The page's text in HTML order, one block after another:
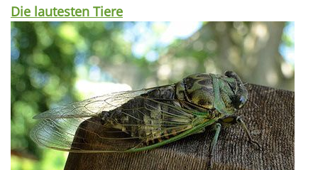
Die lautesten Tiere